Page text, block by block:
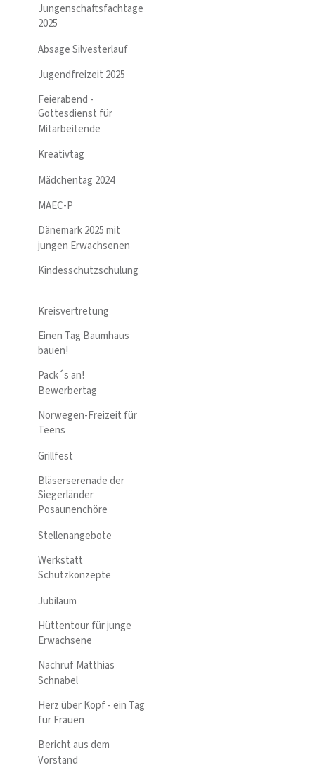
Jungenschaftsfachtage
2025
Absage Silvesterlauf
Jugendfreizeit 2025
Feierabend -
Gottesdienst für
Mitarbeitende
Kreativtag
Mädchentag 2024
MAEC-P
Dänemark 2025 mit
jungen Erwachsenen
Kindesschutzschulung
Kreisvertretung
Einen Tag Baumhaus
bauen!
Pack´s an!
Bewerbertag
Norwegen-Freizeit für
Teens
Grillfest
Bläserserenade der
Siegerländer
Posaunenchöre
Stellenangebote
Werkstatt
Schutzkonzepte
Jubiläum
Hüttentour für junge
Erwachsene
Nachruf Matthias
Schnabel
Herz über Kopf - ein Tag
für Frauen
Bericht aus dem
Vorstand